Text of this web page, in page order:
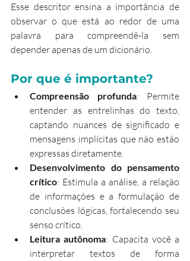
Esse descritor ensina a importância de
observar o que está ao redor de uma
palavra para compreendê-la sem
depender apenas de um dicionário.
Por que é importante?
Compreensão profunda: Permite
entender as entrelinhas do texto,
captando nuances de significado e
mensagens implícitas que não estão
expressas diretamente.
Desenvolvimento do pensamento
crítico: Estimula a análise, a relação
de informações e a formulação de
conclusões lógicas, fortalecendo seu
senso crítico.
Leitura autônoma: Capacita você a
interpretar textos de forma